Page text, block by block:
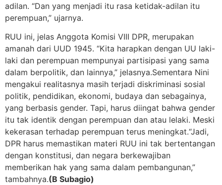
adilan. “Dan yang menjadi itu rasa ketidak-adilan itu
perempuan,” ujarnya.
RUU ini, jelas Anggota Komisi VIII DPR, merupakan
amanah dari UUD 1945. “Kita harapkan dengan UU laki-
laki dan perempuan mempunyai partisipasi yang sama
dalam berpolitik, dan lainnya,” jelasnya.Sementara Nini
mengakui realitasnya masih terjadi diskriminasi sosial
politik, pendidikan, ekonomi, budaya dan sebagainya,
yang berbasis gender. Tapi, harus diingat bahwa gender
itu tak identik dengan perempuan dan atau lelaki. Meski
kekerasan terhadap perempuan terus meningkat.“Jadi,
DPR harus memastikan materi RUU ini tak bertentangan
dengan konstitusi, dan negara berkewajiban
memberikan hak yang sama dalam pembangunan,”
tambahnya.(B Subagio)